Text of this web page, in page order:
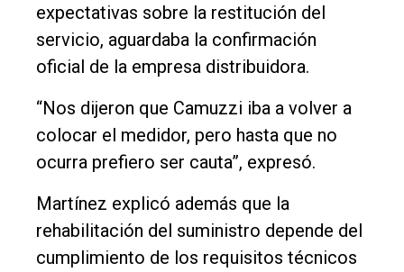
expectativas sobre la restitución del
servicio, aguardaba la confirmación
oficial de la empresa distribuidora.
“Nos dijeron que Camuzzi iba a volver a
colocar el medidor, pero hasta que no
ocurra prefiero ser cauta”, expresó.
Martínez explicó además que la
rehabilitación del suministro depende del
cumplimiento de los requisitos técnicos